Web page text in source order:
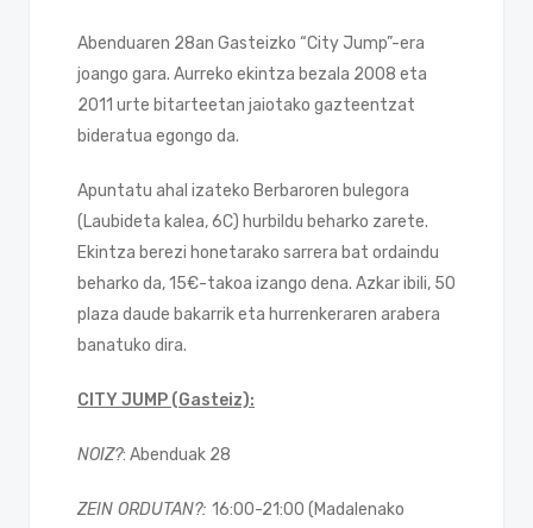
Abenduaren 28an Gasteizko “City Jump”-era
joango gara. Aurreko ekintza bezala 2008 eta
2011 urte bitarteetan jaiotako gazteentzat
bideratua egongo da.
Apuntatu ahal izateko Berbaroren bulegora
(Laubideta kalea, 6C) hurbildu beharko zarete.
Ekintza berezi honetarako sarrera bat ordaindu
beharko da, 15€-takoa izango dena. Azkar ibili, 50
plaza daude bakarrik eta hurrenkeraren arabera
banatuko dira.
CITY JUMP (Gasteiz):
NOIZ?: Abenduak 28
ZEIN ORDUTAN?: 16:00-21:00 (Madalenako